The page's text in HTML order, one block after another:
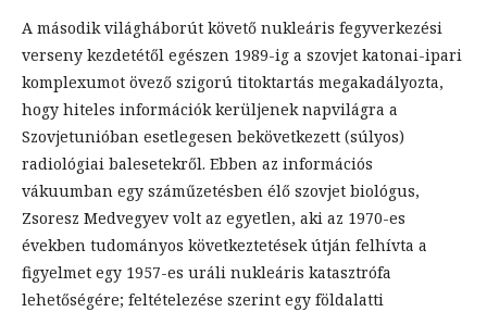
A második világháborút követő nukleáris fegyverkezési
verseny kezdetétől egészen 1989-ig a szovjet katonai-ipari
komplexumot övező szigorú titoktartás megakadályozta,
hogy hiteles információk kerüljenek napvilágra a
Szovjetunióban esetlegesen bekövetkezett (súlyos)
radiológiai balesetekről. Ebben az információs
vákuumban egy száműzetésben élő szovjet biológus,
Zsoresz Medvegyev volt az egyetlen, aki az 1970-es
években tudományos következtetések útján felhívta a
figyelmet egy 1957-es uráli nukleáris katasztrófa
lehetőségére; feltételezése szerint egy földalatti